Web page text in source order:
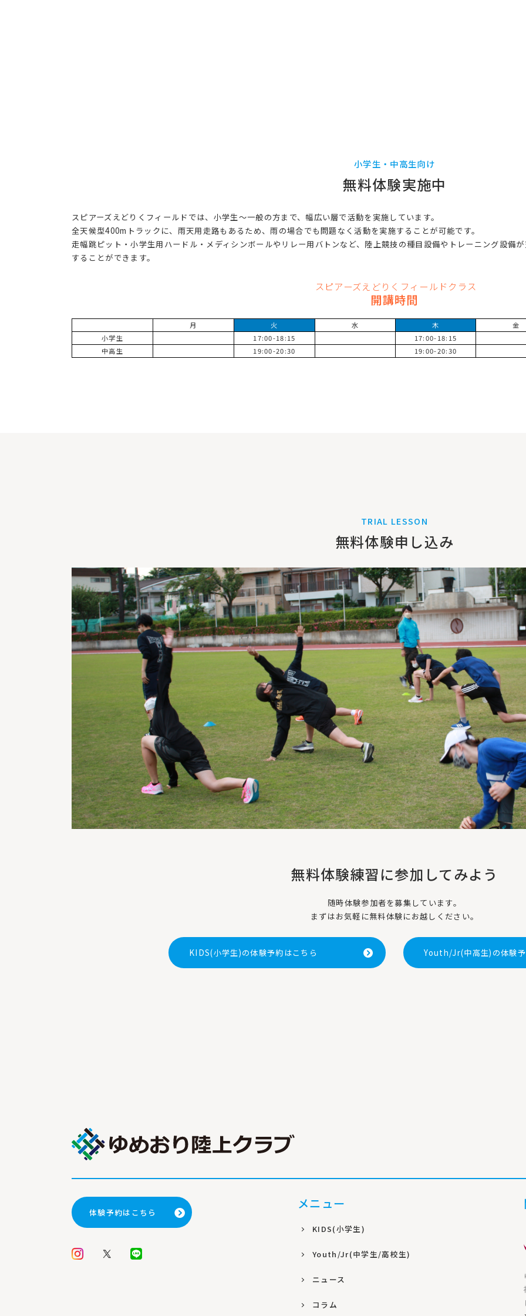
小学生・中高生向け
無料体験実施中
スピアーズえどりくフィールドでは、小学生〜一般の方まで、幅広い層で活動を実施しています。
全天候型400mトラックに、雨天用走路もあるため、雨の場合でも問題なく活動を実施することが可能です。
走幅跳ピット・小学生用ハードル・メディシンボールやリレー用バトンなど、陸上競技の種目設備やトレーニング設備
することができます。
スピアーズえどりくフィールドクラス
開講時間
月 火 水 木
金
小学生
17:00-18:15
17:00-18:15
中高生
19:00-20:30 19:00-20:30
TRIAL LESSON
無料体験申し込み
無料体験練習に参加してみよう
随時体験参加者を募集しています。
まずはお気軽に無料体験にお越しください。
KIDS(小学生)の体験予約はこちら Youth/Jr(中高生)の体験
体験予約はこちら
メニュー
KIDS(小学生)
Youth/Jr(中学生/高校生)
ニュース
コラム